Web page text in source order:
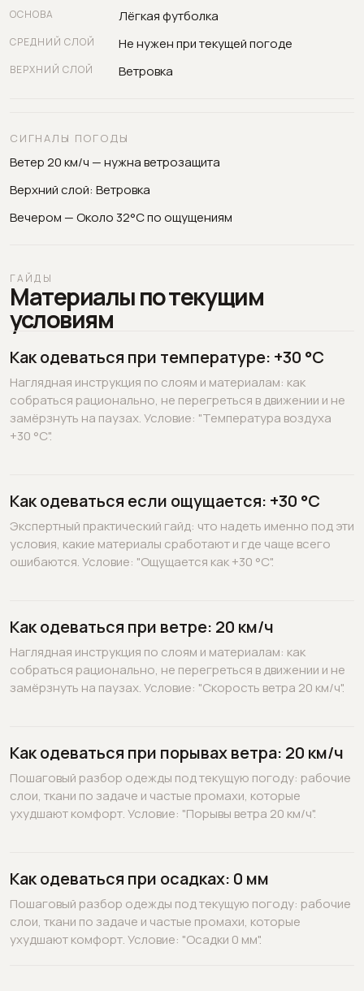
ОСНОВА Лёгкая футболка
СРЕДНИЙ СЛОЙ Не нужен при текущей погоде
ВЕРХНИЙ СЛОЙ Ветровка
СИГНАЛЫ ПОГОДЫ
Ветер 20 км/ч — нужна ветрозащита
Верхний слой: Ветровка
Вечером — Около 32°C по ощущениям
ГАЙДЫ
Материалы по текущим
условиям
Как одеваться при температуре: +30 °C
Наглядная инструкция по слоям и материалам: как
собраться рационально, не перегреться в движении и не
замёрзнуть на паузах. Условие: "Температура воздуха
+30 °C".
Как одеваться если ощущается: +30 °C
Экспертный практический гайд: что надеть именно под эти
условия, какие материалы сработают и где чаще всего
ошибаются. Условие: "Ощущается как +30 °C".
Как одеваться при ветре: 20 км/ч
Наглядная инструкция по слоям и материалам: как
собраться рационально, не перегреться в движении и не
замёрзнуть на паузах. Условие: "Скорость ветра 20 км/ч".
Как одеваться при порывах ветра: 20 км/ч
Пошаговый разбор одежды под текущую погоду: рабочие
слои, ткани по задаче и частые промахи, которые
ухудшают комфорт. Условие: "Порывы ветра 20 км/ч".
Как одеваться при осадках: 0 мм
Пошаговый разбор одежды под текущую погоду: рабочие
слои, ткани по задаче и частые промахи, которые
ухудшают комфорт. Условие: "Осадки 0 мм".